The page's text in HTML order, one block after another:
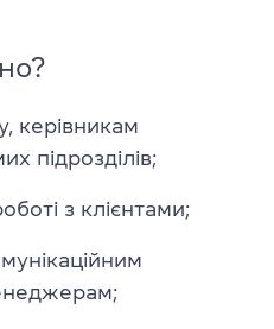
керівникам
підрозділів;
з клієнтами;